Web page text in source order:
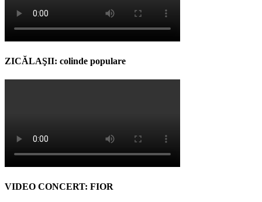
ZICĂLAŞII: colinde populare
VIDEO CONCERT: FIOR